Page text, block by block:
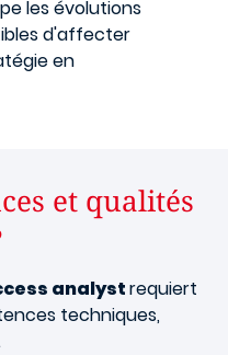
les évolutions
d'affecter
en
et qualités
analystrequiert
techniques,